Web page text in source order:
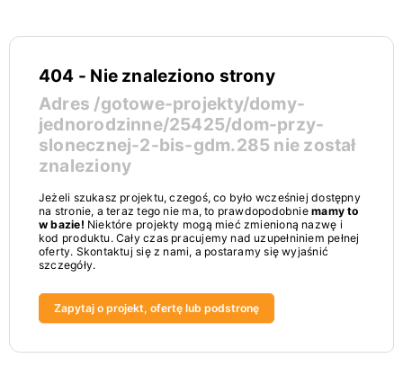
404 - Nie znaleziono strony
Adres /gotowe-projekty/domy-
jednorodzinne/25425/dom-przy-
slonecznej-2-bis-gdm.285 nie został
znaleziony
Jeżeli szukasz projektu, czegoś, co było wcześniej dostępny
na stronie, a teraz tego nie ma, to prawdopodobniemamy to
w bazie! Niektóre projekty mogą mieć zmienioną nazwę i
kod produktu. Cały czas pracujemy nad uzupełniniem pełnej
oferty. Skontaktuj się z nami, a postaramy się wyjaśnić
szczegóły.
Zapytaj o projekt, ofertę lub podstronę